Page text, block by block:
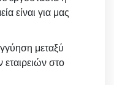
είναι για μας
μεταξύ
στο